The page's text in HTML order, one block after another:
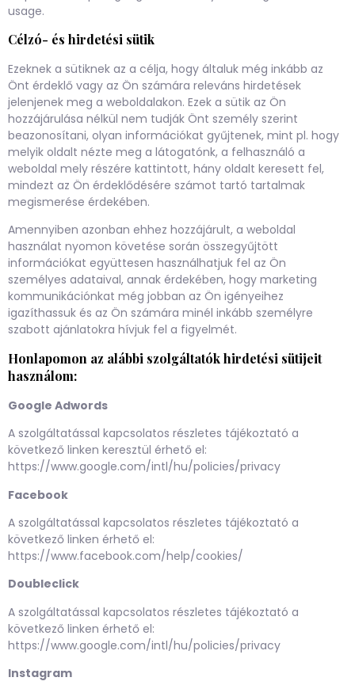
usage.
Célzó- és hirdetési sütik
Ezeknek a sütiknek az a célja, hogy általuk még inkább az
Önt érdeklő vagy az Ön számára releváns hirdetések
jelenjenek meg a weboldalakon. Ezek a sütik az Ön
hozzájárulása nélkül nem tudják Önt személy szerint
beazonosítani, olyan információkat gyűjtenek, mint pl. hogy
melyik oldalt nézte meg a látogatónk, a felhasználó a
weboldal mely részére kattintott, hány oldalt keresett fel,
mindezt az Ön érdeklődésére számot tartó tartalmak
megismerése érdekében.
Amennyiben azonban ehhez hozzájárult, a weboldal
használat nyomon követése során összegyűjtött
információkat együttesen használhatjuk fel az Ön
személyes adataival, annak érdekében, hogy marketing
kommunikációnkat még jobban az Ön igényeihez
igazíthassuk és az Ön számára minél inkább személyre
szabott ajánlatokra hívjuk fel a figyelmét.
Honlapomon az alábbi szolgáltatók hirdetési sütijeit
használom:
Google Adwords
A szolgáltatással kapcsolatos részletes tájékoztató a
következő linken keresztül érhető el:
https://www.google.com/intl/hu/policies/privacy
Facebook
A szolgáltatással kapcsolatos részletes tájékoztató a
következő linken érhető el:
https://www.facebook.com/help/cookies/
Doubleclick
A szolgáltatással kapcsolatos részletes tájékoztató a
következő linken érhető el:
https://www.google.com/intl/hu/policies/privacy
Instagram